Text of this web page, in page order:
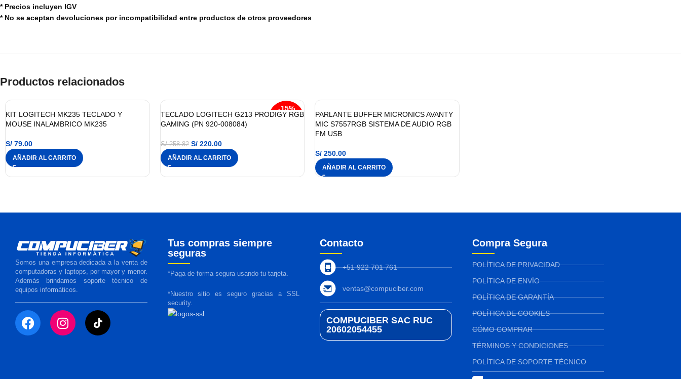
* Precios incluyen IGV
* No se aceptan devoluciones por incompatibilidad entre productos de otros proveedores
Productos relacionados
KIT LOGITECH MK235 TECLADO Y
MOUSE INALAMBRICO MK235
S/ 79.00
AÑADIR AL CARRITO
-15%
TECLADO LOGITECH G213 PRODIGY RGB
GAMING (PN 920-008084)
S/258.82 S/220.00
AÑADIR AL CARRITO
PARLANTE BUFFER MICRONICS AVANTY
MIC S7557RGB SISTEMA DE AUDIO RGB
FM USB
S/ 250.00
AÑADIR AL CARRITO
Somos una empresa dedicada a la venta de
computadoras y laptops, por mayor y menor.
Además brindamos soporte técnico de
equipos informáticos.
Tus compras siempre
seguras
*Paga de forma segura usando tu tarjeta.
*Nuestro sitio es seguro gracias a SSL
security.
Contacto
+51 922 701 761
ventas@compuciber.com
COMPUCIBER SAC RUC
20602054455
Compra Segura
POLÍTICA DE PRIVACIDAD
POLÍTICA DE ENVÍO
POLÍTICA DE GARANTÍA
POLÍTICA DE COOKIES
CÓMO COMPRAR
TÉRMINOS Y CONDICIONES
POLÍTICA DE SOPORTE TÉCNICO